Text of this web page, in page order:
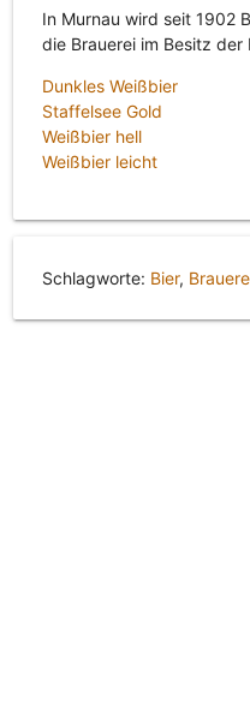
In Murnau wird seit 1902
die Brauerei im Besitz der
Dunkles Weißbier
Staffelsee Gold
Weißbier hell
Weißbier leicht
Schlagworte: Bier,